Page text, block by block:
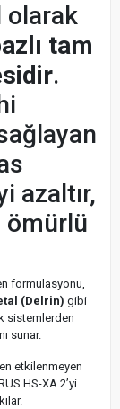
olarak
tam
.
azaltır,
ömürlü
formülasyonu,
(Delrin) gibi
sistemlerden
sunar.
etkilenmeyen
HS-XA 2’yi